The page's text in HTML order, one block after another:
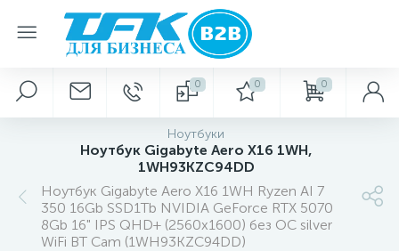
0 0 0
Ноутбуки
Ноутбук Gigabyte Aero X16 1WH,
1WH93KZC94DD
Ноутбук Gigabyte Aero X16 1WH Ryzen AI 7
350 16Gb SSD1Tb NVIDIA GeForce RTX 5070
8Gb 16" IPS QHD+ (2560x1600) без ОС silver
WiFi BT Cam (1WH93KZC94DD)